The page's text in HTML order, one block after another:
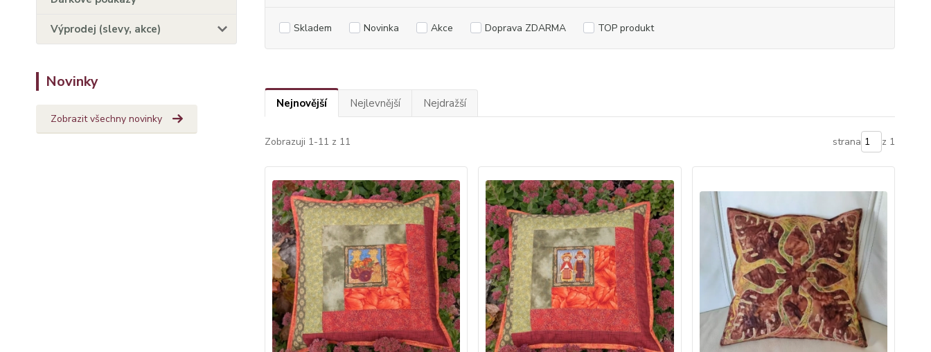
Výprodej (slevy, akce)
Novinky
Zobrazit všechny novinky
Skladem Novinka Akce Doprava ZDARMA TOP produkt
Nejnovější Nejlevnější Nejdražší
Zobrazuji 1-11 z 11 strana z 1